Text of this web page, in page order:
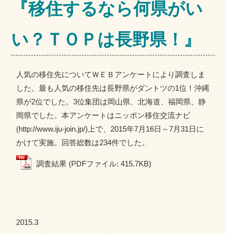
『移住するなら何県がい
い？ＴＯＰは長野県！』
人気の移住先についてＷＥＢアンケートにより調査しま
した。最も人気の移住先は長野県がダントツの1位！沖縄
県が2位でした。3位集団は岡山県、北海道、福岡県、静
岡県でした。本アンケートはニッポン移住交流ナビ
(http://www.iju-join.jp/)上で、2015年7月16日～7月31日に
かけて実施。回答総数は234件でした。
調査結果 (PDFファイル: 415.7KB)
2015.3